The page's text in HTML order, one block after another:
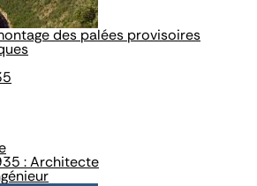
des palées provisoires
: Architecte